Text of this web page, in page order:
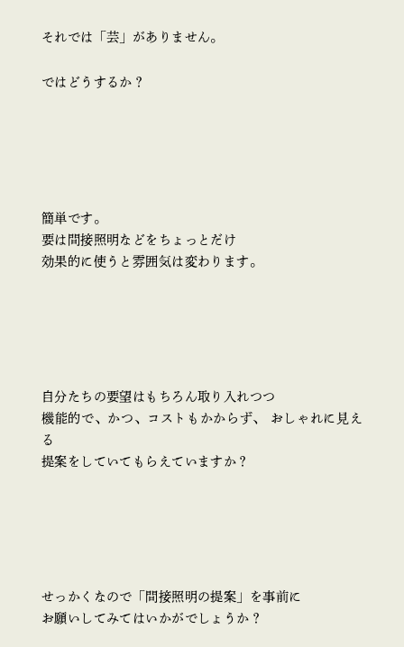
それでは「芸」がありません。
ではどうするか？
簡単です。
要は間接照明などをちょっとだけ
効果的に使うと雰囲気は変わります。
自分たちの要望はもちろん取り入れつつ
機能的で、かつ、コストもかからず、 おしゃれに見え
る
提案をしていてもらえていますか？
せっかくなので「間接照明の提案」を事前に
お願いしてみてはいかがでしょうか？